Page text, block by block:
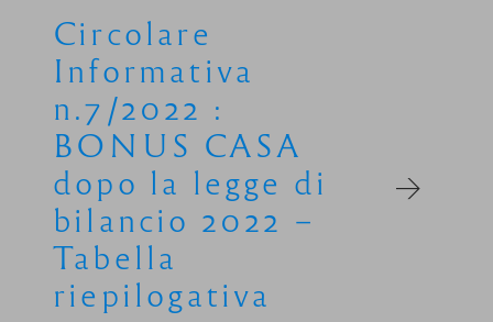
Circolare
Informativa
n.7/2022 :
BONUS CASA
dopo la legge di
bilancio 2022 –
Tabella
riepilogativa